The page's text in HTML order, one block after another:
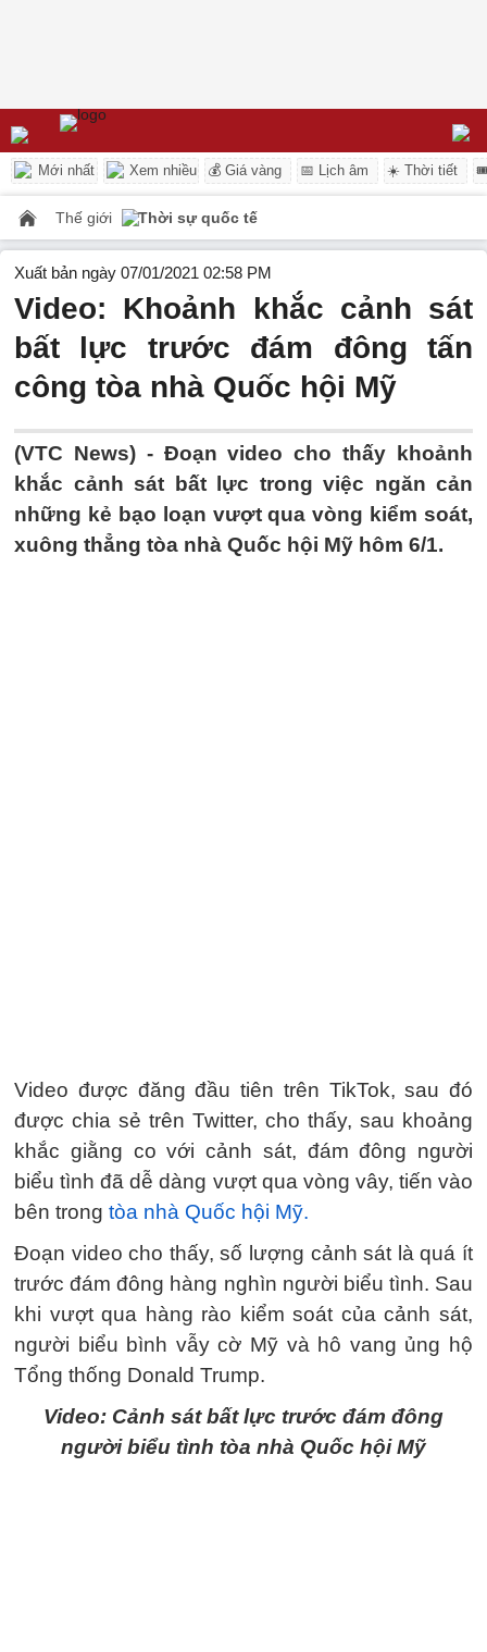
Mới nhất Xem nhiều 💰 Giá vàng 📅 Lịch âm ☀️ Thời tiết
Thế giới Thời sự quốc tế
Xuất bản ngày 07/01/2021 02:58 PM
Video: Khoảnh khắc cảnh sát
bất lực trước đám đông tấn
công tòa nhà Quốc hội Mỹ
(VTC News) - Đoạn video cho thấy khoảnh
khắc cảnh sát bất lực trong việc ngăn cản
những kẻ bạo loạn vượt qua vòng kiểm soát,
xuông thẳng tòa nhà Quốc hội Mỹ hôm 6/1.
Video được đăng đầu tiên trên TikTok, sau đó
được chia sẻ trên Twitter, cho thấy, sau khoảng
khắc giằng co với cảnh sát, đám đông người
biểu tình đã dễ dàng vượt qua vòng vây, tiến vào
bên trong tòa nhà Quốc hội Mỹ.
Đoạn video cho thấy, số lượng cảnh sát là quá ít
trước đám đông hàng nghìn người biểu tình. Sau
khi vượt qua hàng rào kiểm soát của cảnh sát,
người biểu bình vẫy cờ Mỹ và hô vang ủng hộ
Tổng thống Donald Trump.
Video: Cảnh sát bất lực trước đám đông
người biểu tình tòa nhà Quốc hội Mỹ